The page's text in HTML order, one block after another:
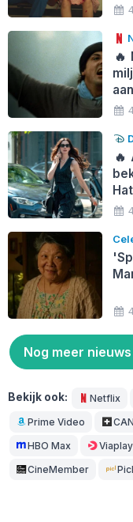
🔥
🔥
Nog meer nieuws
Bekijk ook: Netflix
Prime Video
HBO Max Viaplay
CineMember Picl